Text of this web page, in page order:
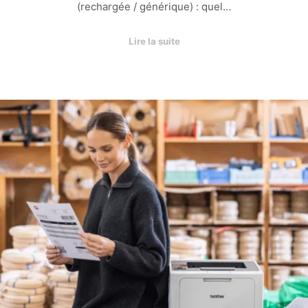
(rechargée / générique) : quel…
Lire la suite